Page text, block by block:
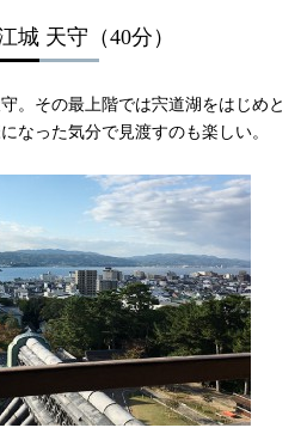
城 天守（40分）
。その最上階では宍道湖をはじめと
なった気分で見渡すのも楽しい。